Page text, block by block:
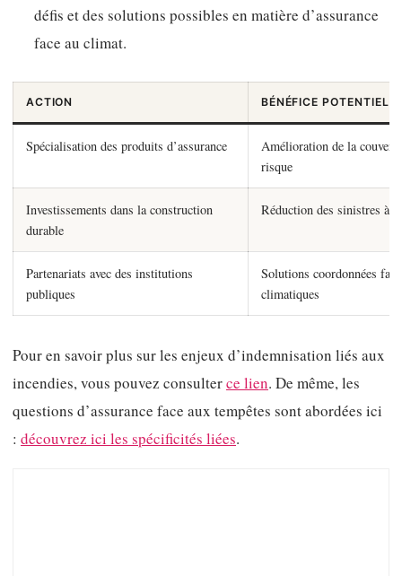
défis et des solutions possibles en matière d’assurance
face au climat.
ACTION BÉNÉFICE POTENTIEL
Spécialisation des produits d’assurance
Amélioration de la
risque
Investissements dans la construction
durable
Réduction des sinistres à
Partenariats avec des institutions
publiques
Solutions coordonnées
climatiques
Pour en savoir plus sur les enjeux d’indemnisation liés aux
incendies, vous pouvez consulterce lien. De même, les
questions d’assurance face aux tempêtes sont abordées ici
: découvrez ici les spécificités liées.